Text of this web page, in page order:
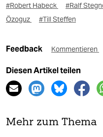
#Robert Habeck #Ralf
Özoguz
#Till Steffen
Feedback Kommentieren
Diesen Artikel teilen
Mehr zum Thema